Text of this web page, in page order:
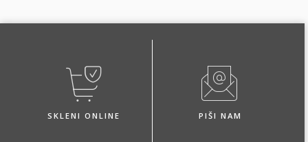
SKLENI ONLINE PIŠI NAM